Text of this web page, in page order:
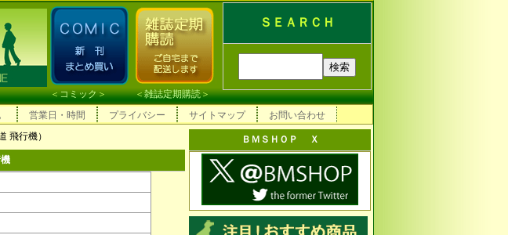
ＳＥＡＲＣＨ
＜コミック＞ ＜雑誌定期購読＞
営業日・時間 プライバシー サイトマップ お問い合わせ
飛行機） ＢＭＳＨＯＰ Ｘ